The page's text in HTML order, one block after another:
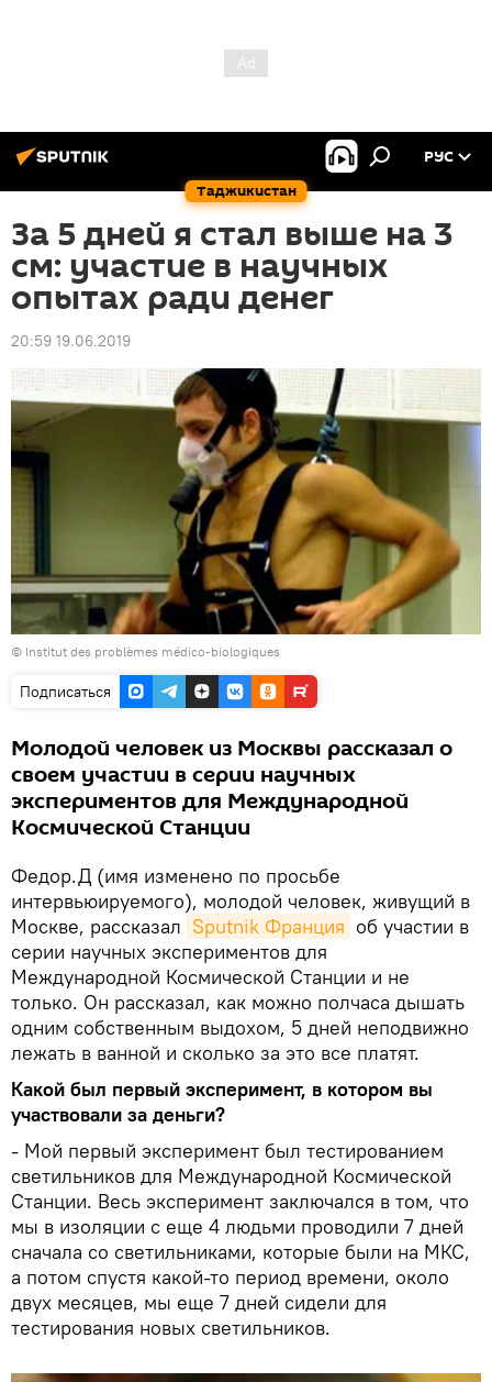
Таджикистан
РУС
За 5 дней я стал выше на 3
см: участие в научных
опытах ради денег
20:59 19.06.2019
© Institut des problèmes médico-biologiques
Подписаться
Молодой человек из Москвы рассказал о
своем участии в серии научных
экспериментов для Международной
Космической Станции
Федор.Д (имя изменено по просьбе
интервьюируемого), молодой человек, живущий в
Москве, рассказал Sputnik Франция об участии в
серии научных экспериментов для
Международной Космической Станции и не
только. Он рассказал, как можно полчаса дышать
одним собственным выдохом, 5 дней неподвижно
лежать в ванной и сколько за это все платят.
Какой был первый эксперимент, в котором вы
участвовали за деньги?
- Мой первый эксперимент был тестированием
светильников для Международной Космической
Станции. Весь эксперимент заключался в том, что
мы в изоляции с еще 4 людьми проводили 7 дней
сначала со светильниками, которые были на МКС,
а потом спустя какой-то период времени, около
двух месяцев, мы еще 7 дней сидели для
тестирования новых светильников.